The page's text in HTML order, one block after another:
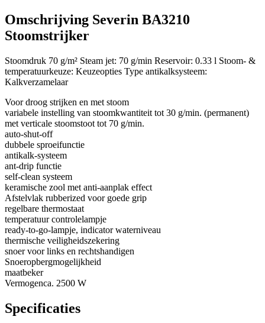
Omschrijving Severin BA3210
Stoomstrijker
Stoomdruk 70 g/m² Steam jet: 70 g/min Reservoir: 0.33 l Stoom- &
temperatuurkeuze: Keuzeopties Type antikalksysteem:
Kalkverzamelaar
Voor droog strijken en met stoom
variabele instelling van stoomkwantiteit tot 30 g/min. (permanent)
met verticale stoomstoot tot 70 g/min.
auto-shut-off
dubbele sproeifunctie
antikalk-systeem
ant-drip functie
self-clean systeem
keramische zool met anti-aanplak effect
Afstelvlak rubberized voor goede grip
regelbare thermostaat
temperatuur controlelampje
ready-to-go-lampje, indicator waterniveau
thermische veiligheidszekering
snoer voor links en rechtshandigen
Snoeropbergmogelijkheid
maatbeker
Vermogenca. 2500 W
Specificaties